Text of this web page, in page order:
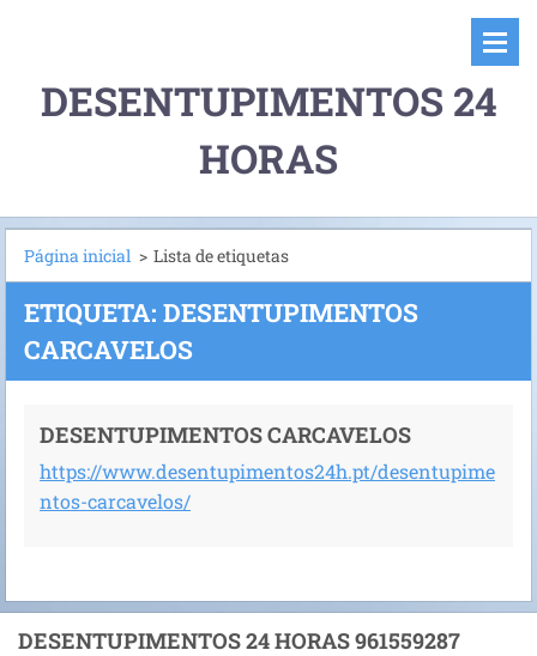
DESENTUPIMENTOS 24
HORAS
Página inicial > Lista de etiquetas
ETIQUETA: DESENTUPIMENTOS
CARCAVELOS
DESENTUPIMENTOS CARCAVELOS
https://www.desentupimentos24h.pt/desentupime
ntos-carcavelos/
DESENTUPIMENTOS 24 HORAS 961559287